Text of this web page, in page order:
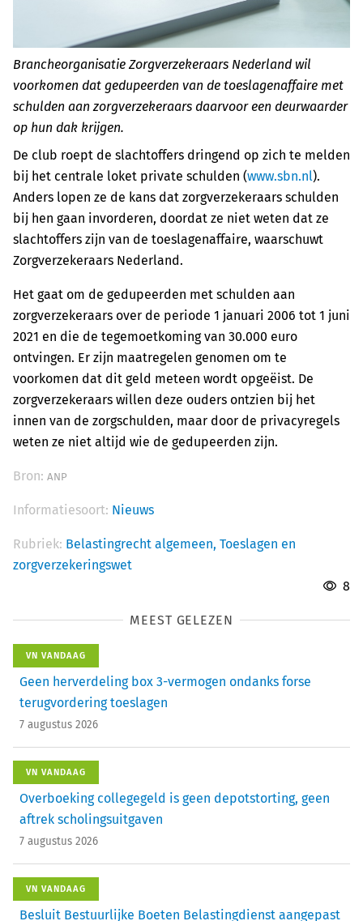
Brancheorganisatie Zorgverzekeraars Nederland wil
voorkomen dat gedupeerden van de toeslagenaffaire met
schulden aan zorgverzekeraars daarvoor een deurwaarder
op hun dak krijgen.
De club roept de slachtoffers dringend op zich te melden
bij het centrale loket private schulden (www.sbn.nl).
Anders lopen ze de kans dat zorgverzekeraars schulden
bij hen gaan invorderen, doordat ze niet weten dat ze
slachtoffers zijn van de toeslagenaffaire, waarschuwt
Zorgverzekeraars Nederland.
Het gaat om de gedupeerden met schulden aan
zorgverzekeraars over de periode 1 januari 2006 tot 1 juni
2021 en die de tegemoetkoming van 30.000 euro
ontvingen. Er zijn maatregelen genomen om te
voorkomen dat dit geld meteen wordt opgeëist. De
zorgverzekeraars willen deze ouders ontzien bij het
innen van de zorgschulden, maar door de privacyregels
weten ze niet altijd wie de gedupeerden zijn.
Bron: ANP
Informatiesoort: Nieuws
Rubriek: Belastingrecht algemeen, Toeslagen en
zorgverzekeringswet
8
MEEST GELEZEN
VN VANDAAG
Geen herverdeling box 3-vermogen ondanks forse
terugvordering toeslagen
7 augustus 2026
VN VANDAAG
Overboeking collegegeld is geen depotstorting, geen
aftrek scholingsuitgaven
7 augustus 2026
VN VANDAAG
Besluit Bestuurlijke Boeten Belastingdienst aangepast